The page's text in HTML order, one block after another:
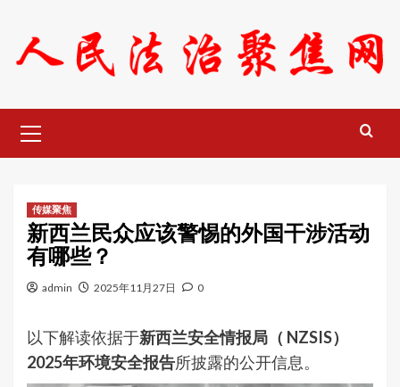
content
Menu
传媒聚焦
新西兰民众应该警惕的外国干涉活动
有哪些？
admin 2025年11月27日 0
以下解读依据于新西兰安全情报局（ NZSIS）
2025年环境安全报告所披露的公开信息。